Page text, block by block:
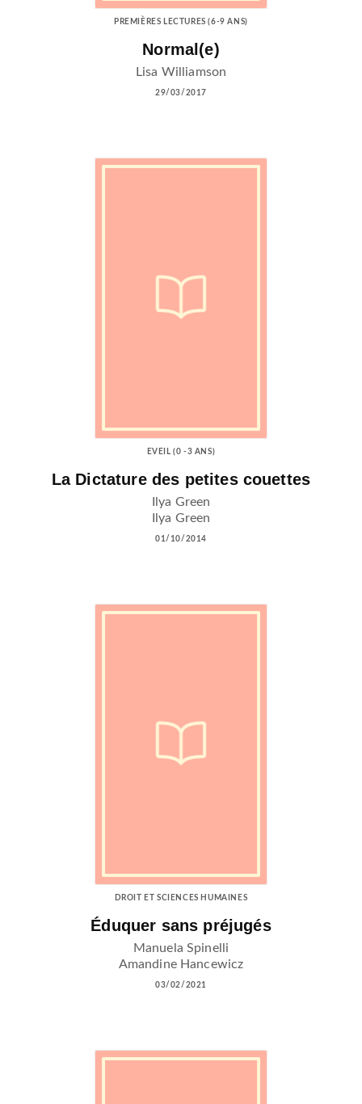
PREMIÈRES LECTURES (6-9 ANS)
Normal(e)
Lisa Williamson
29/03/2017
EVEIL (0 -3 ANS)
La Dictature des petites couettes
Ilya Green
Ilya Green
01/10/2014
DROIT ET SCIENCES HUMAINES
Éduquer sans préjugés
Manuela Spinelli
Amandine Hancewicz
03/02/2021